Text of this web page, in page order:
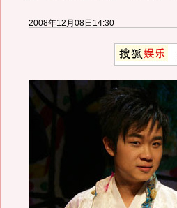
2008年12月08日14:30